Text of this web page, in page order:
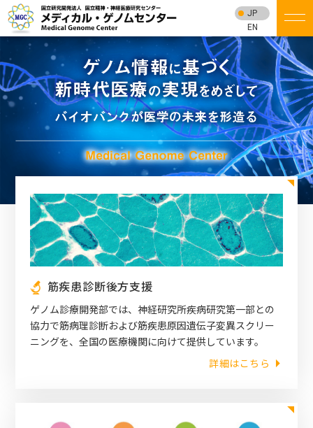
JP
EN
筋疾患診断後方支援
ゲノム診療開発部では、神経研究所疾病研究第一部との
協力で筋病理診断および筋疾患原因遺伝子変異スクリー
ニングを、全国の医療機関に向けて提供しています。
詳細はこちら